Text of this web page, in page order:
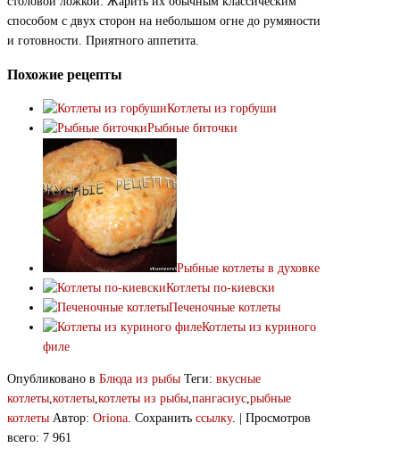
способом с двух сторон на небольшом огне до румяности
и готовности. Приятного аппетита.
Похожие рецепты
Котлеты из горбуши
Рыбные биточки
Рыбные котлеты в духовке
Котлеты по-киевски
Печеночные котлеты
Котлеты из куриного
филе
Опубликовано в Блюда из рыбы Теги: вкусные
котлеты,котлеты,котлеты из рыбы,пангасиус,рыбные
котлеты Автор: Oriona. Сохранить ссылку. | Просмотров
всего: 7 961